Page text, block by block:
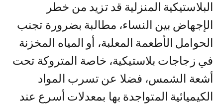
البلاستيكية المنزلية قد تزيد من خطر
الإجهاض بين النساء، مطالبة بضرورة تجنب
الحوامل الأطعمة المعلبة، أو المياه المخزنة
في زجاجات بلاستيكية، خاصة المتروكة تحت
أشعة الشمس، فضلا عن تسرب المواد
الكيميائية المتواجدة بها بمعدلات أسرع عند